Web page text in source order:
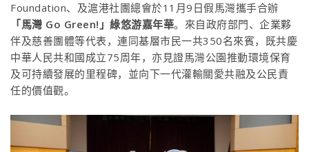
Foundation、及滬港社團總會於11月9日假馬灣攜手合辦
「馬灣 Go Green!」綠悠游嘉年華。來自政府部門、企業夥
伴及慈善團體等代表，連同基層市民一共350名來賓，既共慶
中華人民共和國成立75周年，亦見證馬灣公園推動環境保育
及可持續發展的里程碑，並向下一代灌輸關愛共融及公民責
任的價值觀。